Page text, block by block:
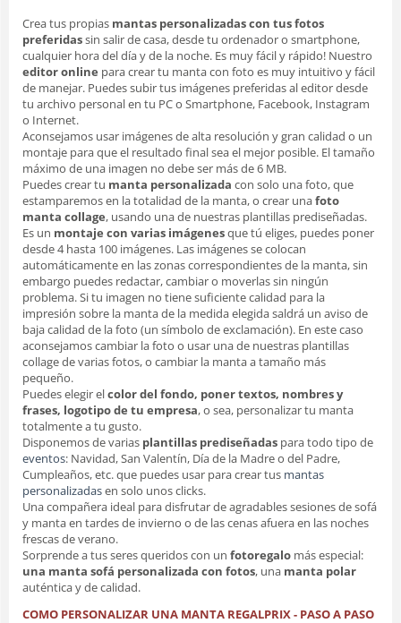
Crea tus propias mantas personalizadas con tus fotos
preferidassin salir de casa, desde tu ordenador o smartphone,
cualquier hora del día y de la noche. Es muy fácil y rápido! Nuestro
editor online para crear tu manta con foto es muy intuitivo y fácil
de manejar. Puedes subir tus imágenes preferidas al editor desde
tu archivo personal en tu PC o Smartphone, Facebook, Instagram
o Internet.
Aconsejamos usar imágenes de alta resolución y gran calidad o un
montaje para que el resultado final sea el mejor posible. El tamaño
máximo de una imagen no debe ser más de 6 MB.
Puedes crear tu manta personalizada con solo una foto, que
estamparemos en la totalidad de la manta, o crear unafoto
manta collage, usando una de nuestras plantillas prediseñadas.
Es un montaje con varias imágenesque tú eliges, puedes poner
desde 4 hasta 100 imágenes. Las imágenes se colocan
automáticamente en las zonas correspondientes de la manta, sin
embargo puedes redactar, cambiar o moverlas sin ningún
problema. Si tu imagen no tiene suficiente calidad para la
impresión sobre la manta de la medida elegida saldrá un aviso de
baja calidad de la foto (un símbolo de exclamación). En este caso
aconsejamos cambiar la foto o usar una de nuestras plantillas
collage de varias fotos, o cambiar la mantaa tamaño más
pequeño.
Puedes elegir elcolor del fondo, poner textos, nombres y
frases, logotipo de tu empresa, o sea, personalizar tu manta
totalmente a tu gusto.
Disponemos de varias plantillas prediseñadas para todo tipo de
eventos: Navidad, San Valentín, Día de la Madre o del Padre,
Cumpleaños, etc. que puedes usar para crear tus mantas
personalizadasen solo unos clicks.
Una compañera ideal para disfrutar de agradables sesiones de sofá
y manta en tardes de invierno o de las cenas afuera en las noches
frescas de verano.
Sorprende a tus seres queridos con un fotoregalo más especial:
una manta sofá personalizada con fotos, una manta polar
auténtica y de calidad.
COMO PERSONALIZAR UNA MANTA REGALPRIX - PASO A PASO